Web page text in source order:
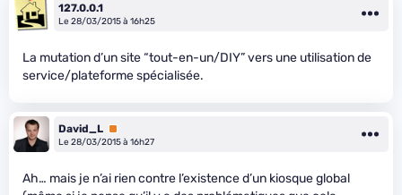
127.0.0.1
Le 28/03/2015 à 16h25
La mutation d’un site “tout-en-un/DIY” vers une utilisation de
service/plateforme spécialisée.
David_L Premium
Le 28/03/2015 à 16h27
Ah… mais je n’ai rien contre l’existence d’un kiosque global